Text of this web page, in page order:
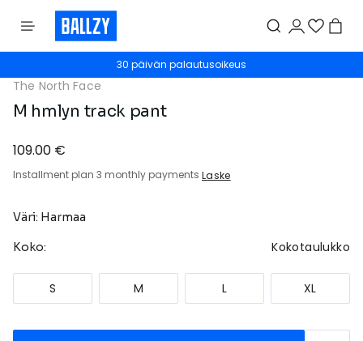
30 päivän palautusoikeus
The North Face
M hmlyn track pant
109.00 €
Installment plan 3 monthly payments Laske
Väri: Harmaa
Koko: Kokotaulukko
S M L XL